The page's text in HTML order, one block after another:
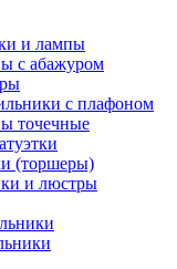
и лампы
с абажуром
с плафоном
точечные
(торшеры)
и люстры